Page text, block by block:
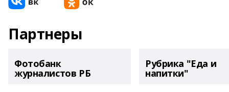
Партнеры
Фотобанк
журналистов РБ
Рубрика "Еда и
напитки"